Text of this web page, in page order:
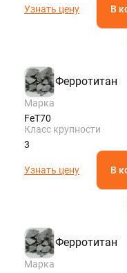
Узнать цену В
Ферротитан
Марка
FeT70
Класс крупности
3
Узнать цену В
Ферротитан
Марка